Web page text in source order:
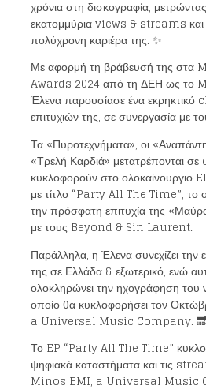
χρόνια στη δισκογραφία,
εκατομμύρια views & streams
πολύχρονη καριέρα της. ✨
Με αφορμή τη βράβευσή της στα
Awards 2024 από τη ΔΕΗ ως το
Έλενα παρουσίασε ένα
επιτυχιών της, σε συνεργασία με
Τα «Πυροτεχνήματα», οι
«Τρελή Καρδιά» μετατρέπονται
κυκλοφορούν στο ολοκαίνουργιο
με τίτλο “Party All The Time”, το
την πρόσφατη επιτυχία της
με τους Beyond & Sin Laurent.
Παράλληλα, η Έλενα συνεχίζει την
της σε Ελλάδα & εξωτερικό, ενώ
ολοκληρώνει την ηχογράφηση
οποίο θα κυκλοφορήσει τον
a Universal Music Company.
Το EP “Party All The Time”
ψηφιακά καταστήματα και τις
Minos EMI, a Universal Music